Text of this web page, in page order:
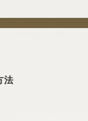
法